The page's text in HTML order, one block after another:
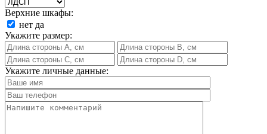
Верхние шкафы:
нет да
Укажите размер:
Укажите личные данные: